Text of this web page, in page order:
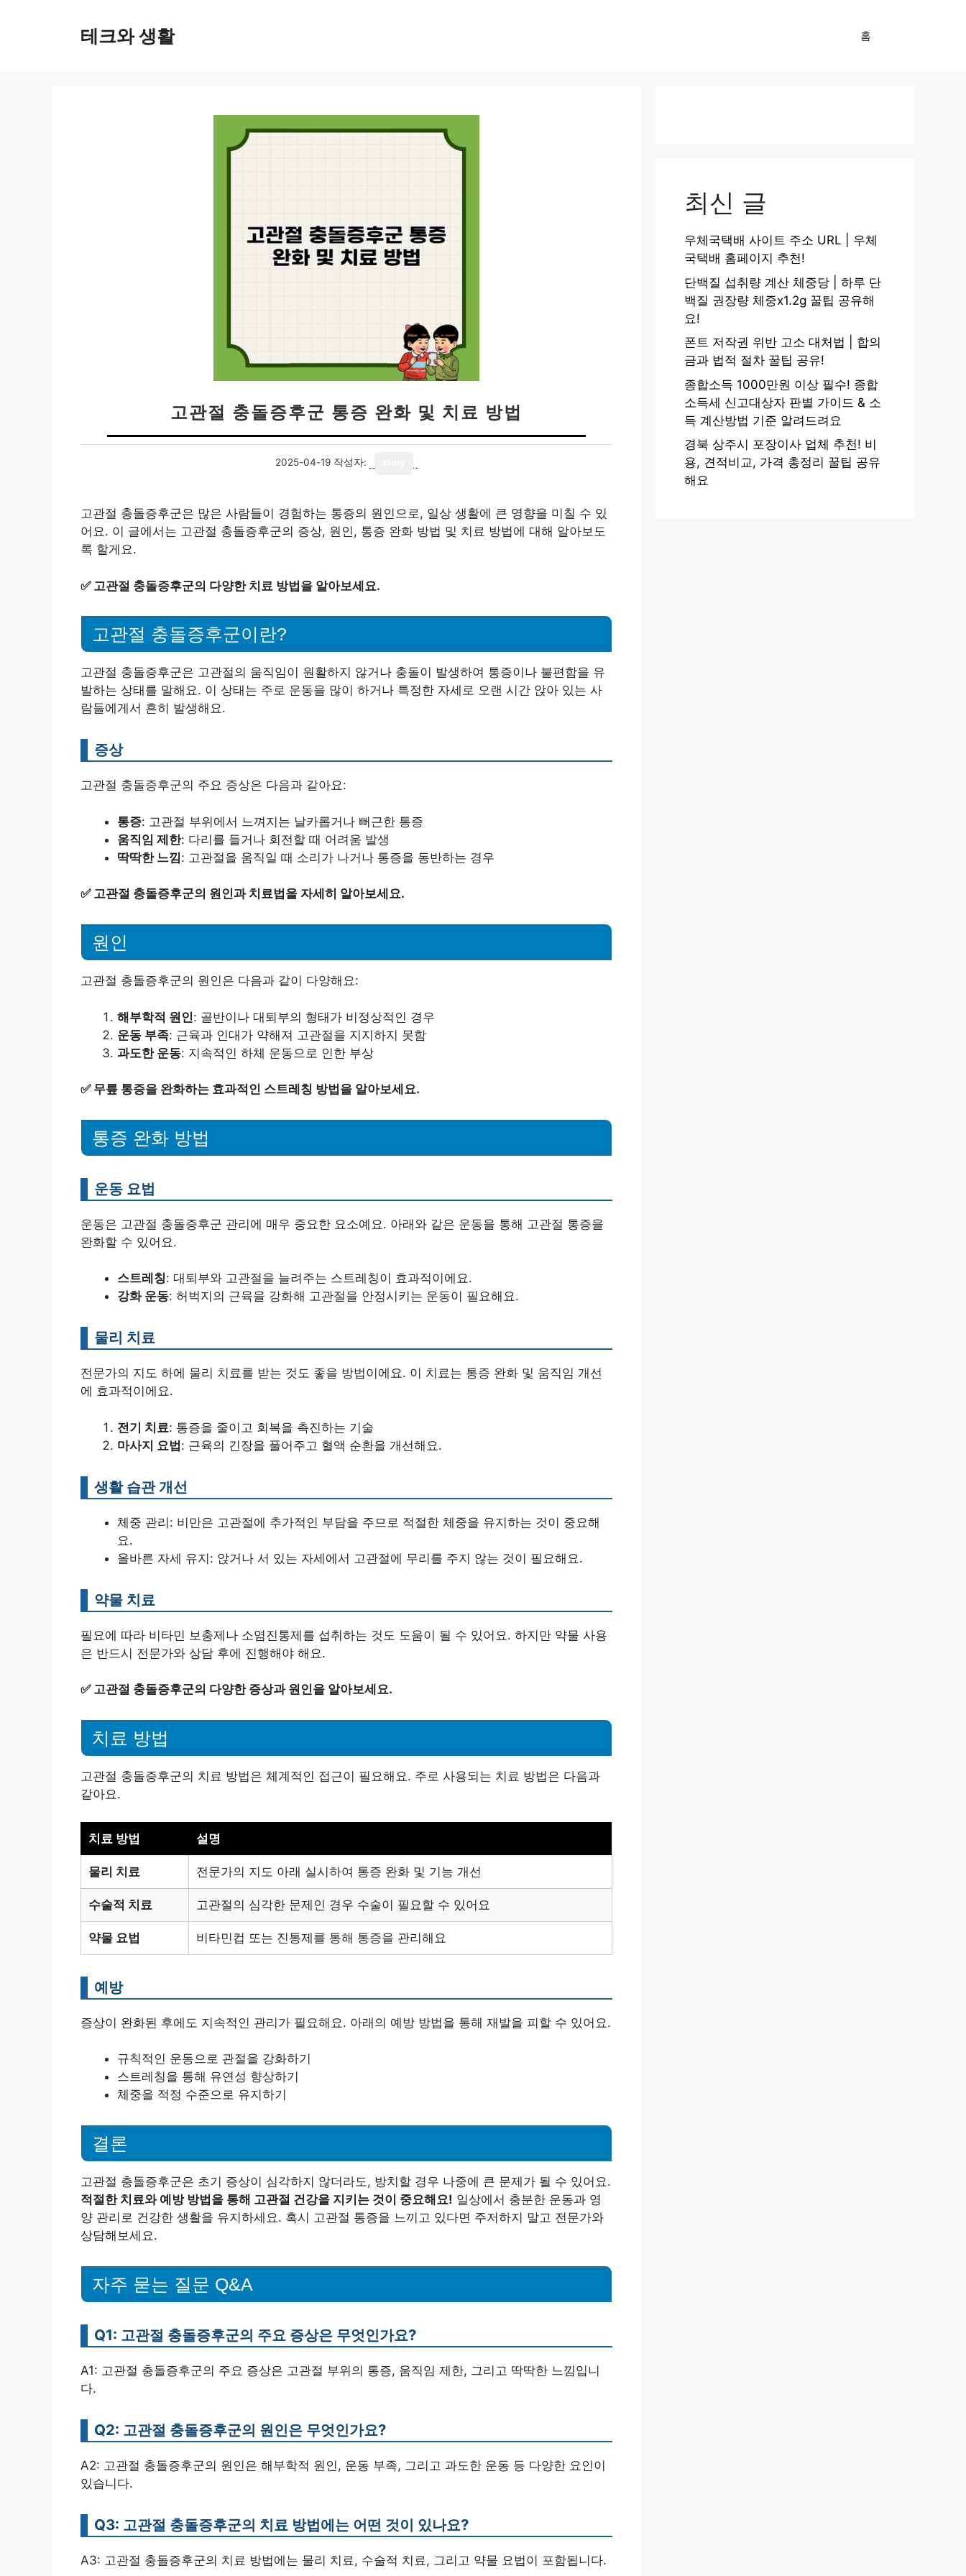
테크와 생활 홈
고관절 충돌증후군 통증 완화 및 치료 방법
2025-04-19 작성자:
고관절 충돌증후군은 많은 사람들이 경험하는 통증의 원인으로, 일상 생활에 큰 영향을 미칠 수 있
어요. 이 글에서는 고관절 충돌증후군의 증상, 원인, 통증 완화 방법 및 치료 방법에 대해 알아보도
록 할게요.
✅ 고관절 충돌증후군의 다양한 치료 방법을 알아보세요.
고관절 충돌증후군이란?
고관절 충돌증후군은 고관절의 움직임이 원활하지 않거나 충돌이 발생하여 통증이나 불편함을 유
발하는 상태를 말해요. 이 상태는 주로 운동을 많이 하거나 특정한 자세로 오랜 시간 앉아 있는 사
람들에게서 흔히 발생해요.
증상
고관절 충돌증후군의 주요 증상은 다음과 같아요:
통증: 고관절 부위에서 느껴지는 날카롭거나 뻐근한 통증
움직임 제한: 다리를 들거나 회전할 때 어려움 발생
딱딱한 느낌: 고관절을 움직일 때 소리가 나거나 통증을 동반하는 경우
✅ 고관절 충돌증후군의 원인과 치료법을 자세히 알아보세요.
원인
고관절 충돌증후군의 원인은 다음과 같이 다양해요:
해부학적 원인: 골반이나 대퇴부의 형태가 비정상적인 경우
운동 부족: 근육과 인대가 약해져 고관절을 지지하지 못함
과도한 운동: 지속적인 하체 운동으로 인한 부상
✅ 무릎 통증을 완화하는 효과적인 스트레칭 방법을 알아보세요.
통증 완화 방법
운동 요법
운동은 고관절 충돌증후군 관리에 매우 중요한 요소예요. 아래와 같은 운동을 통해 고관절 통증을
완화할 수 있어요.
스트레칭: 대퇴부와 고관절을 늘려주는 스트레칭이 효과적이에요.
강화 운동: 허벅지의 근육을 강화해 고관절을 안정시키는 운동이 필요해요.
물리 치료
전문가의 지도 하에 물리 치료를 받는 것도 좋을 방법이에요. 이 치료는 통증 완화 및 움직임 개선
에 효과적이에요.
전기 치료: 통증을 줄이고 회복을 촉진하는 기술
마사지 요법: 근육의 긴장을 풀어주고 혈액 순환을 개선해요.
생활 습관 개선
체중 관리: 비만은 고관절에 추가적인 부담을 주므로 적절한 체중을 유지하는 것이 중요해
요.
올바른 자세 유지: 앉거나 서 있는 자세에서 고관절에 무리를 주지 않는 것이 필요해요.
약물 치료
필요에 따라 비타민 보충제나 소염진통제를 섭취하는 것도 도움이 될 수 있어요. 하지만 약물 사용
은 반드시 전문가와 상담 후에 진행해야 해요.
✅ 고관절 충돌증후군의 다양한 증상과 원인을 알아보세요.
치료 방법
고관절 충돌증후군의 치료 방법은 체계적인 접근이 필요해요. 주로 사용되는 치료 방법은 다음과
같아요.
치료 방법 설명
물리 치료 전문가의 지도 아래 실시하여 통증 완화 및 기능 개선
수술적 치료 고관절의 심각한 문제인 경우 수술이 필요할 수 있어요
약물 요법 비타민컵 또는 진통제를 통해 통증을 관리해요
예방
증상이 완화된 후에도 지속적인 관리가 필요해요. 아래의 예방 방법을 통해 재발을 피할 수 있어요.
규칙적인 운동으로 관절을 강화하기
스트레칭을 통해 유연성 향상하기
체중을 적정 수준으로 유지하기
결론
고관절 충돌증후군은 초기 증상이 심각하지 않더라도, 방치할 경우 나중에 큰 문제가 될 수 있어요.
적절한 치료와 예방 방법을 통해 고관절 건강을 지키는 것이 중요해요! 일상에서 충분한 운동과 영
양 관리로 건강한 생활을 유지하세요. 혹시 고관절 통증을 느끼고 있다면 주저하지 말고 전문가와
상담해보세요.
자주 묻는 질문 Q&A
Q1: 고관절 충돌증후군의 주요 증상은 무엇인가요?
A1: 고관절 충돌증후군의 주요 증상은 고관절 부위의 통증, 움직임 제한, 그리고 딱딱한 느낌입니
다.
Q2: 고관절 충돌증후군의 원인은 무엇인가요?
A2: 고관절 충돌증후군의 원인은 해부학적 원인, 운동 부족, 그리고 과도한 운동 등 다양한 요인이
있습니다.
Q3: 고관절 충돌증후군의 치료 방법에는 어떤 것이 있나요?
A3: 고관절 충돌증후군의 치료 방법에는 물리 치료, 수술적 치료, 그리고 약물 요법이 포함됩니다.
최신 글
우체국택배 사이트 주소 URL | 우체
국택배 홈페이지 추천!
단백질 섭취량 계산 체중당 | 하루 단
백질 권장량 체중x1.2g 꿀팁 공유해
요!
폰트 저작권 위반 고소 대처법 | 합의
금과 법적 절차 꿀팁 공유!
종합소득 1000만원 이상 필수! 종합
소득세 신고대상자 판별 가이드 & 소
득 계산방법 기준 알려드려요
경북 상주시 포장이사 업체 추천! 비
용, 견적비교, 가격 총정리 꿀팁 공유
해요